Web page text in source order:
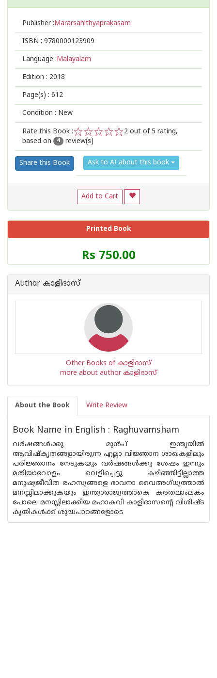
Publisher :Mararsahithyaprakasam
ISBN : 9780000123909
Language :Malayalam
Edition : 2018
Page(s) : 612
Condition : New
Rate this Book :
2
1
2 out of 5 rating,
based on
4 review(s)
Share this Book Ask to AI about this book
Add to Cart
Printed Book
Price
of
Rs 750.00
Author കാളിദാസ്
Other Books of കാളിദാസ്
more about author കാളിദാസ്
About the Book Write Review
Book Name in English : Raghuvamsham
വര്‍ഷങ്ങള്‍ക്കു മുന്‍പ് ഇന്ത്യയില്‍
ആവിഷ്കൃതങ്ങളായിരുന്ന എല്ലാ വിജ്ഞാന ശാഖകളിലും
പരിജ്ഞാനം നേടുകയും വര്‍ഷങ്ങള്‍ക്കു ശേഷം ഇന്നും
മതിയാവോളം വെളിപ്പെട്ടു കഴിഞ്ഞിട്ടില്ലാത്ത
മനുഷ്യജീവിത രഹസ്യങ്ങളെ ഭാവനാ വൈഅഗ്ധ്യത്താല്‍
മനസ്സിലാക്കുകയും ഇന്ത്യാരാജ്യത്താകെ കരതലാംലകം
പോലെ മനസ്സിലാക്കിയ മഹാകവി കാളിദാസന്റെ വിശിഷ്ട
കൃതികള്‍ക്ക് ശുദ്ധപാഠങ്ങളോടെ